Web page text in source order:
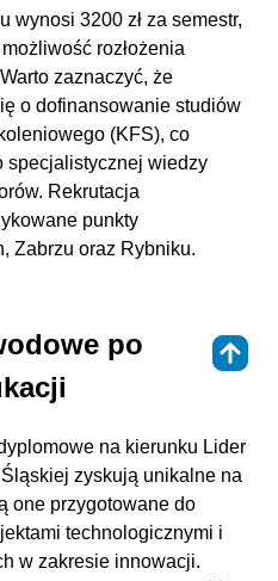
wynosi 3200 zł za semestr,
rozłożenia
zaznaczyć, że
o dofinansowanie studiów
(KFS), co
specjalistycznej wiedzy
Rekrutacja
punkty
Zabrzu oraz Rybniku.
po
na kierunku Lider
zyskują unikalne na
one przygotowane do
technologicznymi i
w zakresie innowacji.